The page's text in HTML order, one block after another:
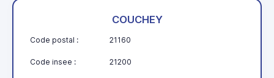
COUCHEY
Code postal : 21160
Code insee : 21200